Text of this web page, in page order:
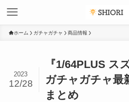
ホーム ガチャガチャ 商品情報
『1/64PLUS ス
ガチャガチャ最
まとめ
2023
12/28